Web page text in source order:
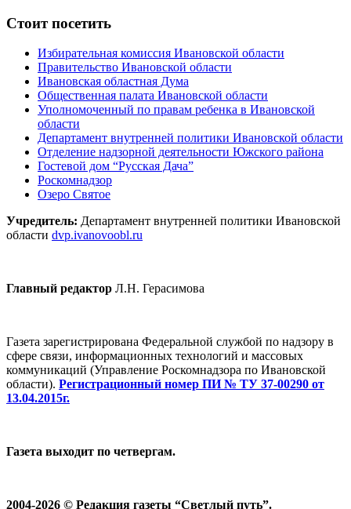
Стоит посетить
Избирательная комиссия Ивановской области
Правительство Ивановской области
Ивановская областная Дума
Общественная палата Ивановской области
Уполномоченный по правам ребенка в Ивановской
области
Департамент внутренней политики Ивановской области
Отделение надзорной деятельности Южского района
Гостевой дом “Русская Дача”
Роскомнадзор
Озеро Святое
Учредитель: Департамент внутренней политики Ивановской
области dvp.ivanovoobl.ru
Главный редактор Л.Н. Герасимова
Газета зарегистрирована Федеральной службой по надзору в
сфере связи, информационных технологий и массовых
коммуникаций (Управление Роскомнадзора по Ивановской
области). Регистрационный номер ПИ № ТУ 37-00290 от
13.04.2015г.
Газета выходит по четвергам.
2004-2026 © Редакция газеты “Светлый путь”.